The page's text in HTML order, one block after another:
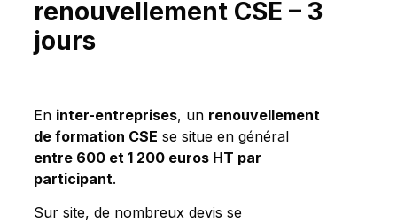
renouvellement CSE – 3
jours
En inter-entreprises, un renouvellement
de formation CSE se situe en général
entre 600 et 1 200 euros HT par
participant.
Sur site, de nombreux devis se